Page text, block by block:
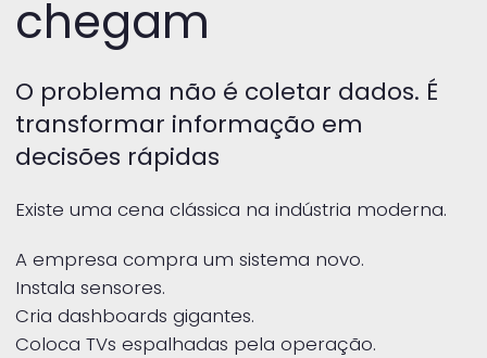
chegam
O problema não é coletar dados. É
transformar informação em
decisões rápidas
Existe uma cena clássica na indústria moderna.
A empresa compra um sistema novo.
Instala sensores.
Cria dashboards gigantes.
Coloca TVs espalhadas pela operação.